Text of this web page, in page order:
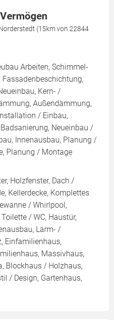
(15km von 22844
Arbeiten, Schimmel-
Kern- /
Außendämmung,
/ Einbau,
Neueinbau /
Innenausbau, Planung /
Planung / Montage
Holzfenster, Dach /
Kellerdecke, Komplettes
/ Whirlpool,
/ WC, Haustür,
Lärm- /
Einfamilienhaus,
Massivhaus,
Blockhaus / Holzhaus,
/ Design, Gartenhaus,